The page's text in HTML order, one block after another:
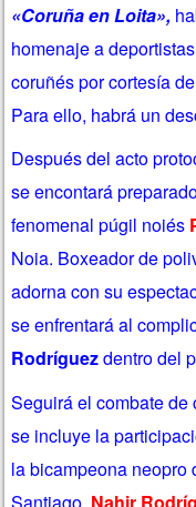
«Coruña en Loita»,
homenaje a
coruñés por cortesía
Para ello, habrá un
Después del acto
se encontará
fenomenal púgil noiés
Noia. Boxeador de
adorna con su
se enfrentará al
Rodríguezdentro del
Seguirá el combate de
se incluye la
la bicampeona neopro